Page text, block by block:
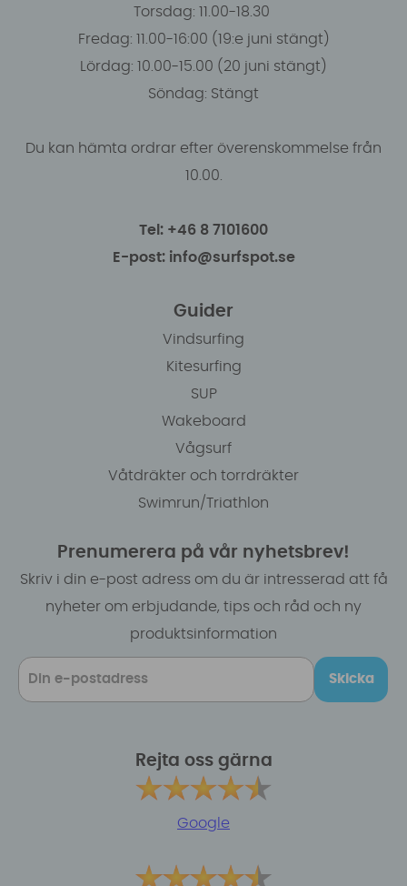
Torsdag: 11.00-18.30
Fredag: 11.00-16:00 (19:e juni stängt)
Lördag: 10.00-15.00 (20 juni stängt)
Söndag: Stängt
Du kan hämta ordrar efter överenskommelse från
10.00.
Tel: +46 8 7101600
E-post: info@surfspot.se
Guider
Vindsurfing
Kitesurfing
SUP
Wakeboard
Vågsurf
Våtdräkter och torrdräkter
Swimrun/Triathlon
Prenumerera på vår nyhetsbrev!
Skriv i din e-post adress om du är intresserad att få
nyheter om erbjudande, tips och råd och ny
produktsinformation
Skicka
Rejta oss gärna
Google